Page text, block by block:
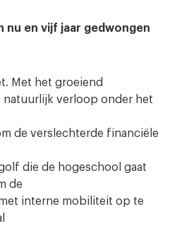
nu en vijf jaar gedwongen
Met het groeiend
natuurlijk verloop onder het
de verslechterde financiële
die de hogeschool gaat
de
interne mobiliteit op te